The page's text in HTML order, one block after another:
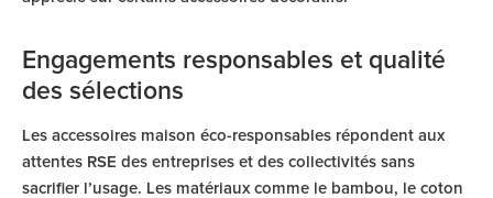
Engagements responsables et qualité
des sélections
Les accessoires maison éco-responsables répondent aux
attentes RSE des entreprises et des collectivités sans
sacrifier l’usage. Les matériaux comme le bambou, le coton